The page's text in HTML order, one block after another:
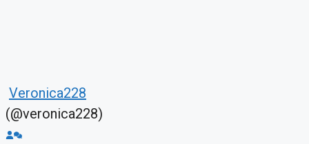
Veronica228
(@veronica228)